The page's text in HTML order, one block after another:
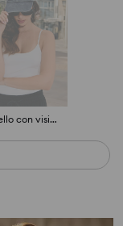
Cappello con visiera